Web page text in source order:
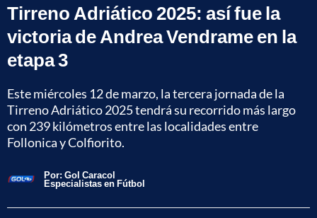
Tirreno Adriático 2025: así fue la
victoria de Andrea Vendrame en la
etapa 3
Este miércoles 12 de marzo, la tercera jornada de la
Tirreno Adriático 2025 tendrá su recorrido más largo
con 239 kilómetros entre las localidades entre
Follonica y Colfiorito.
Por: Gol Caracol
Especialistas en Fútbol